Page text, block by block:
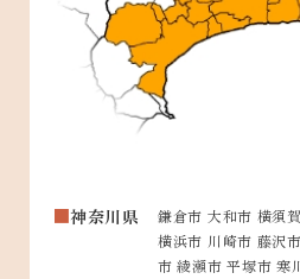
神奈川県
鎌倉市 大和市 横須
横浜市 川崎市 藤沢
市 綾瀬市 平塚市 寒